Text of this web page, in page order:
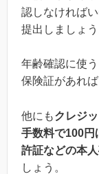
認しなければ
提出しましょう
年齢確認に使
保険証があれば
他にもクレジ
手数料で100円
許証などの本
しょう。